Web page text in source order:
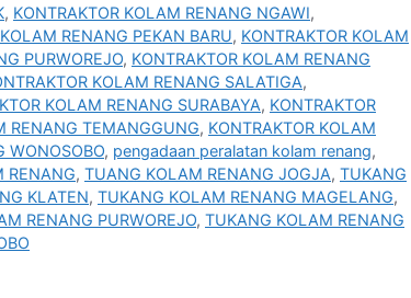
, KONTRAKTOR KOLAM RENANG NGAWI,
RENANG PEKAN BARU, KONTRAKTOR KOLAM
PURWOREJO, KONTRAKTOR KOLAM RENANG
KOLAM RENANG SALATIGA,
KOLAM RENANG SURABAYA, KONTRAKTOR
RENANG TEMANGGUNG, KONTRAKTOR KOLAM
WONOSOBO, pengadaan peralatan kolam renang,
RENANG, TUANG KOLAM RENANG JOGJA, TUKANG
KLATEN, TUKANG KOLAM RENANG MAGELANG,
RENANG PURWOREJO, TUKANG KOLAM RENANG